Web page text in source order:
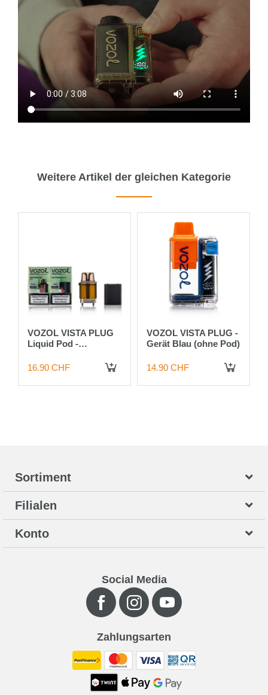
Weitere Artikel der gleichen Kategorie
VOZOL VISTA PLUG
Liquid Pod -
16.90 CHF
VOZOL VISTA PLUG -
Gerät Blau (ohne Pod)
14.90 CHF
Sortiment
Filialen
Konto
Social Media
Zahlungsarten